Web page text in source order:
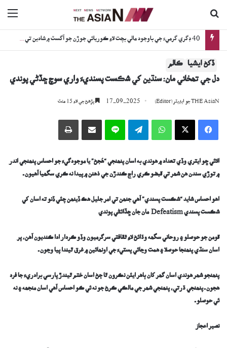
اڳوڻي چيف جسٽس جي گهر ۽ بئنڪ تي فائرنگ: جاچ دوران نوجوان ڪيئن فوت ٿيو؟
ڏکڻ ايشيا ڪالم
دل جي تھخاني مان: سنڌين کي شڪست پسنديءَ واري سوچ ڇڏڻي پوندي
THE AsiaN جو ايڊيٽر (Editor) 17-09-2025 پڙھڻ جي لاءِ 15 منٽ
Facebook
X
WhatsApp
Telegram
Line اي ميل وسيلي ونڊيو پرنٽ
الائي ڇو ايتري وڏي تعداد ۾ ھوندي به اسانپنھنجي “ھُجڻ” يا موجودگيءَ جو احساس پنھنجي اندر
۾ توڙي سندن ھن شھر تي قبضو ڪري راڄ ڪندڙن جي ذھنن ۾ پيدا نه ڪري سگھيا آھيون ـ
اھو احساس شايد “شڪست پسندي” آھي جنھنتي امر جليلھڪڏينھن چئي ڏنو ته اسان کي
شڪست پسنديDefeatism مان جان ڇڏائڻي پوندي
قومن جو حوصلو ۽ روحاني سگھه وڌائڻ لاءِ ثقافتي سرگرميون وڏو ڪردار ادا ڪنديون آھن، پر
اسان سنڌي پنھنجا حوصلا ۽ ھمت وڃائي پستيءَ جي اونھائين ۾ غرق ٿيندا پيا وڃون ـ
پنھنجو شھر ھوندي اسان گھر کان ٻاھر ايئن نڪرون ٿا ڄڻ اسان ختم ٿيندڙ پارسي برادريءَ جا فرد
ھجون ـ پنھنجي ڌرتي، پنھنجي شھر جي مالڪي ڪرڻ جو نه ئي ڪو احساس آھي اسان منجھه ۽ نه
ئي حوصلو ـ
نصير اعجاز